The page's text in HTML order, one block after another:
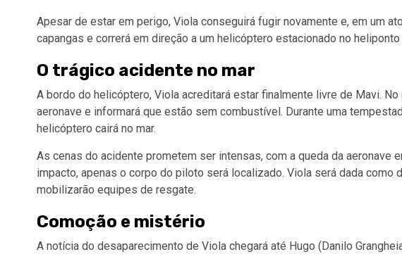
Apesar de estar em perigo, Viola conseguirá fugir novamente e, em um
capangas e correrá em direção a um helicóptero estacionado no
O trágico acidente no mar
A bordo do helicóptero, Viola acreditará estar finalmente livre de Mavi.
aeronave e informará que estão sem combustível. Durante uma
helicóptero cairá no mar.
As cenas do acidente prometem ser intensas, com a queda da aeronave
impacto, apenas o corpo do piloto será localizado. Viola será dada como
mobilizarão equipes de resgate.
Comoção e mistério
A notícia do desaparecimento de Viola chegará até Hugo (Danilo